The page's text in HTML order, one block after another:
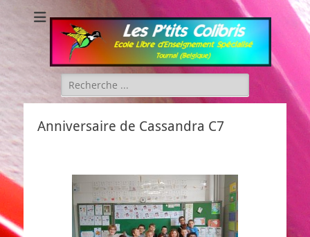
Les P'tits Colibris
Rechercher :
Anniversaire de Cassandra C7